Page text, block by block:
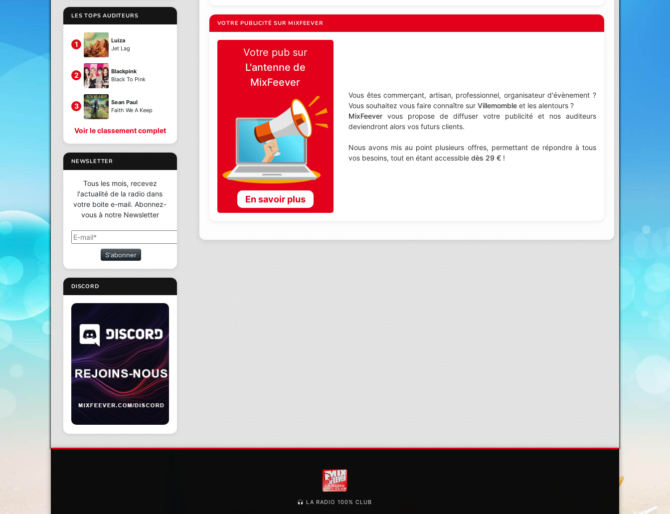
LES TOPS AUDITEURS
1
Luiza
Jet Lag
2
Blackpink
Black To Pink
3
Sean Paul
Faith We A Keep
Voir le classement complet
NEWSLETTER
Tous les mois, recevez
l'actualité de la radio dans
votre boite e-mail. Abonnez-
vous à notre Newsletter
S'abonner
DISCORD
VOTRE PUBLICITÉ SUR MIXFEEVER
Votre pub sur
L'antenne de
MixFeever
En savoir plus
Vous êtes commerçant, artisan, professionnel, organisateur d'évènement ?
Vous souhaitez vous faire connaître surVillemomble et les alentours ?
MixFeever vous propose de diffuser votre publicité et nos auditeurs
deviendront alors vos futurs clients.
Nous avons mis au point plusieurs offres, permettant de répondre à tous
vos besoins, tout en étant accessibledès 29 € !
LA RADIO 100% CLUB